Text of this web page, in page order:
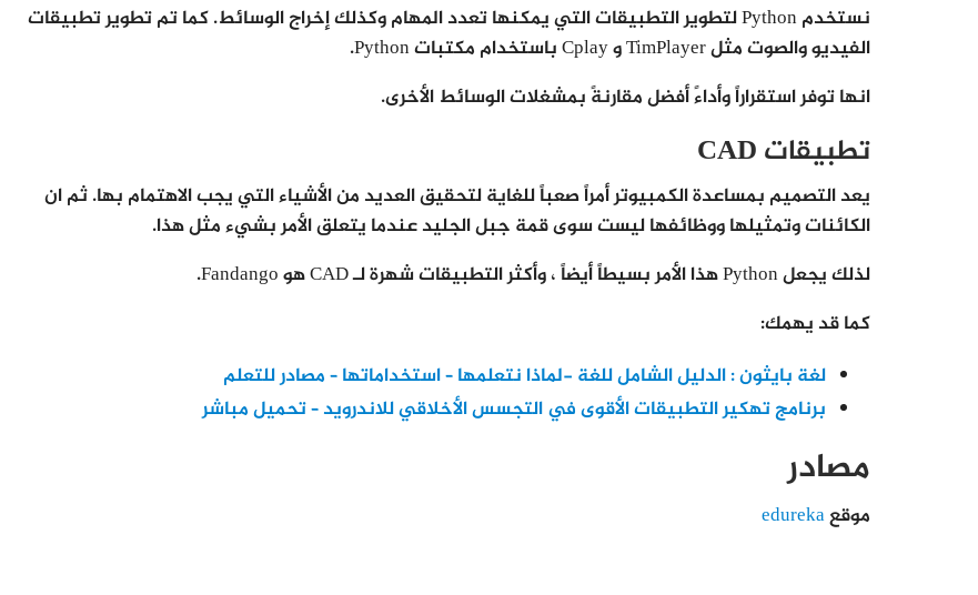
نستخدم Python لتطوير التطبيقات التي يمكنها تعدد المهام وكذلك إخراج الوسائط. كما تم تطوير تطبيقات
الفيديو والصوت مثل TimPlayer و Cplay باستخدام مكتبات Python.
انها توفر استقراراً وأداءً أفضل مقارنةً بمشغلات الوسائط الأخرى.
تطبيقات CAD
يعد التصميم بمساعدة الكمبيوتر أمراً صعباً للغاية لتحقيق العديد من الأشياء التي يجب الاهتمام بها. ثم ان
الكائنات وتمثيلها ووظائفها ليست سوى قمة جبل الجليد عندما يتعلق الأمر بشيء مثل هذا.
لذلك يجعل Python هذا الأمر بسيطاً أيضاً ، وأكثر التطبيقات شهرة لـ CAD هو Fandango.
كما قد يهمك:
لغة بايثون : الدليل الشامل للغة -لماذا نتعلمها – استخداماتها – مصادر للتعلم
برنامج تهكير التطبيقات الأقوى في التجسس الأخلاقي للاندرويد – تحميل مباشر
مصادر
موقعedureka